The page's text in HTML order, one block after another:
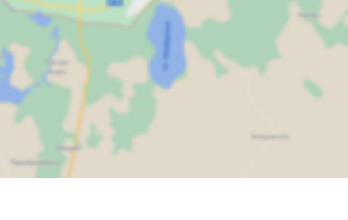
Карта Спутник